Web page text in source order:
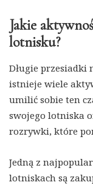
Jakie
lotnisku?
Długie przesiadki
istnieje wiele
umilić sobie ten
swojego lotniska
rozrywki, które
Jedną z
lotniskach są